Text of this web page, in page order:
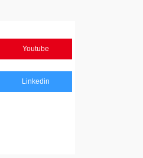
Youtube
Linkedin